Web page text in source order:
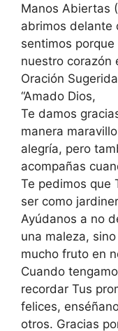
Manos Abiertas
abrimos delante
sentimos
nuestro corazón
Oración
“Amado Dios,
Te damos
manera
alegría, pero
acompañas
Te pedimos que
ser como
Ayúdanos a no
una maleza,
mucho fruto en
Cuando
recordar Tus
felices,
otros. Gracias